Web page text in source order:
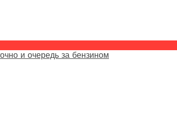
и очередь за бензином